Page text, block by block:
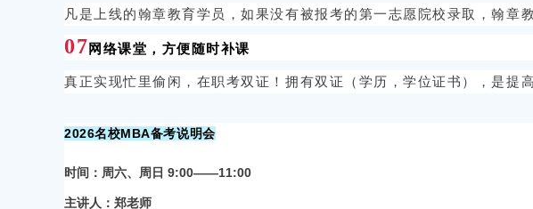
凡是上线的翰章教育学员，如果没有被报考的第一志愿院校录取，翰章
07 网络课堂，方便随时补课
真正实现忙里偷闲，在职考双证！拥有双证（学历，学位证书），是提
2026名校MBA备考说明会
时间：周六、周日 9:00——11:00
主讲人：郑老师